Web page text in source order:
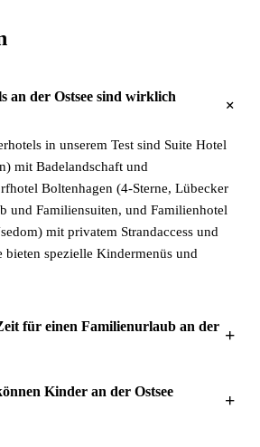
an der Ostsee sind wirklich
+
in unserem Test sind Suite Hotel
mit Badelandschaft und
Boltenhagen (4-Sterne, Lübecker
und Familiensuiten, und Familienhotel
mit privatem Strandaccess und
spezielle Kindermenüs und
für einen Familienurlaub an der +
Kinder an der Ostsee
+